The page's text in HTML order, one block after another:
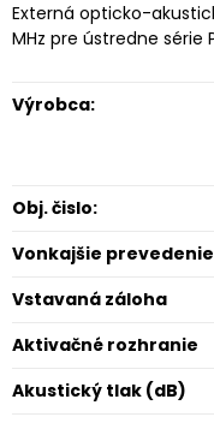
Externá opticko-
MHz pre ústredne série
Výrobca:
Obj. čislo:
Vonkajšie prevedenie
Vstavaná záloha
Aktivačné rozhranie
Akustický tlak (dB)